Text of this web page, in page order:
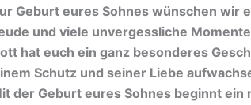
Geburt eures Sohnes wünschen wir
und viele unvergessliche
hat euch ein ganz besonderes
Schutz und seiner Liebe
der Geburt eures Sohnes beginnt